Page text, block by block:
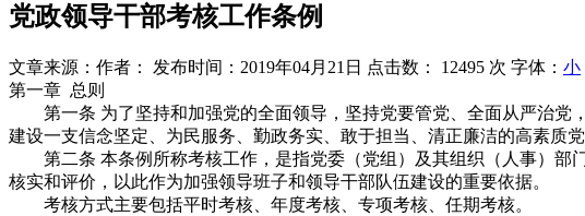
党政领导干部考核工作条例
文章来源： 作者： 发布时间：2019年04月21日 点击数： 12495 次 字体： 小
第一章 总则
第一条 为了坚持和加强党的全面领导，坚持党要管党、全面从严治党
建设一支信念坚定、为民服务、勤政务实、敢于担当、清正廉洁的高素质
第二条 本条例所称考核工作，是指党委（党组）及其组织（人事）部
核实和评价，以此作为加强领导班子和领导干部队伍建设的重要依据。
考核方式主要包括平时考核、年度考核、专项考核、任期考核。